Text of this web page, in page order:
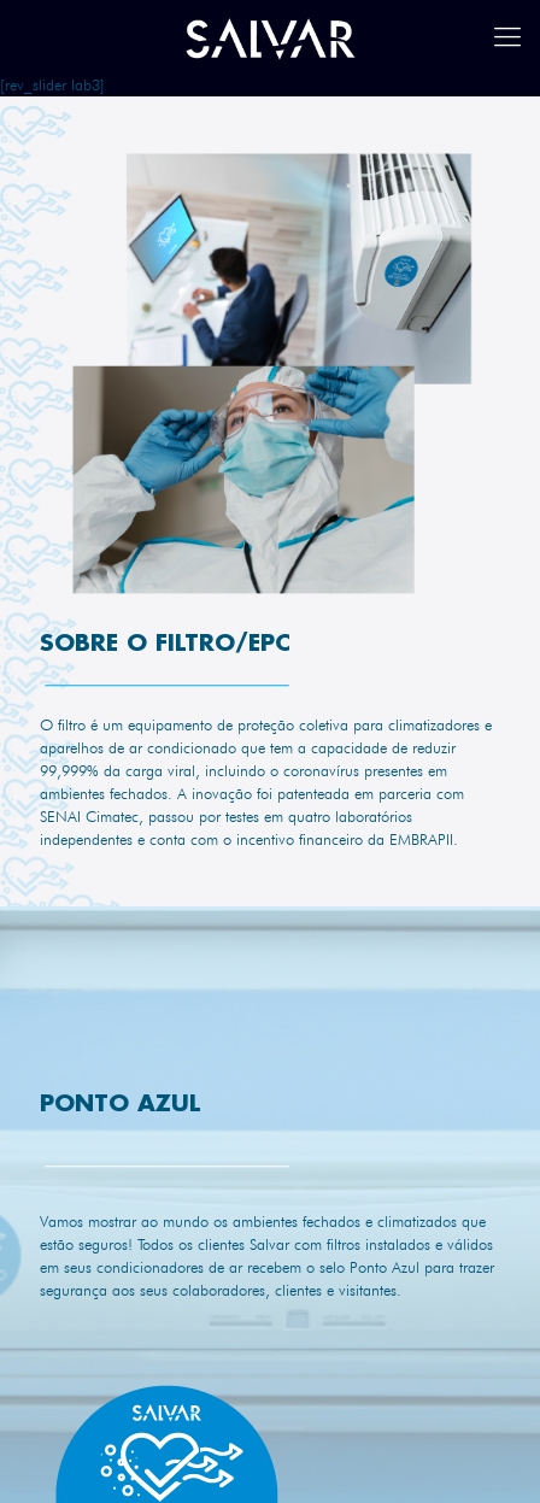
[rev_slider lab3]
SOBRE O FILTRO/EPC
O filtro é um equipamento de proteção coletiva para climatizadores e
aparelhos de ar condicionado que tem a capacidade de reduzir
99,999% da carga viral, incluindo o coronavírus presentes em
ambientes fechados. A inovação foi patenteada em parceria com
SENAI Cimatec, passou por testes em quatro laboratórios
independentes e conta com o incentivo financeiro da EMBRAPII.
PONTO AZUL
Vamos mostrar ao mundo os ambientes fechados e climatizados que
estão seguros! Todos os clientes Salvar com filtros instalados e válidos
em seus condicionadores de ar recebem o selo Ponto Azul para trazer
segurança aos seus colaboradores, clientes e visitantes.